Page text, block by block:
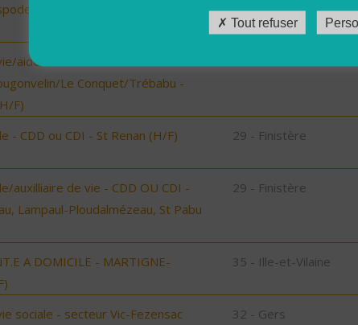
Landunvez - CDI ou CDD
aide à domicile - Locmaria-
Le Conquet/Trébabu -
F)
- CDD ou CDI - St Renan (H/F) 29 - Finistère
auxilliaire de vie - CDD OU CDI -
Lampaul-Ploudalmézeau, St Pabu
29 - Finistère
A DOMICILE - MARTIGNE-
35 - Ille-et-Vilaine
sociale - secteur Vic-Fezensac
32 - Gers
Tout refuser